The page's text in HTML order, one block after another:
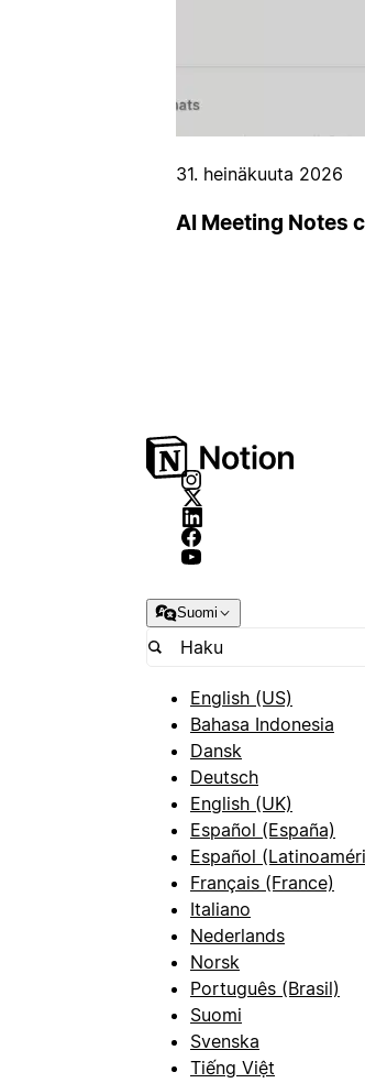
31. heinäkuuta 2026
AI Meeting Notes
Suomi
English (US)
Bahasa Indonesia
Dansk
Deutsch
English (UK)
Español (España)
Español
Français (France)
Italiano
Nederlands
Norsk
Português (Brasil)
Suomi
Svenska
Tiếng Việt